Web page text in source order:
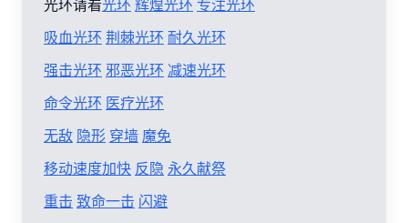
光环请看光环 辉煌光环 专注光环
吸血光环 荆棘光环 耐久光环
强击光环 邪恶光环 减速光环
命令光环 医疗光环
无敌 隐形 穿墙 魔免
移动速度加快 反隐 永久献祭
重击 致命一击 闪避